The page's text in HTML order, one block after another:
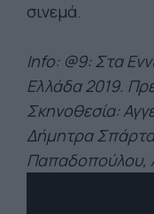
σινεμά.
Info: @9: Στα
Ελλάδα 2019.
Σκηνοθεσία:
Δήμητρα
Παπαδοπούλου,